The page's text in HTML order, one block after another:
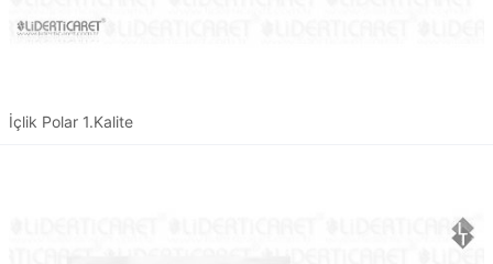
İçlik Polar 1.Kalite